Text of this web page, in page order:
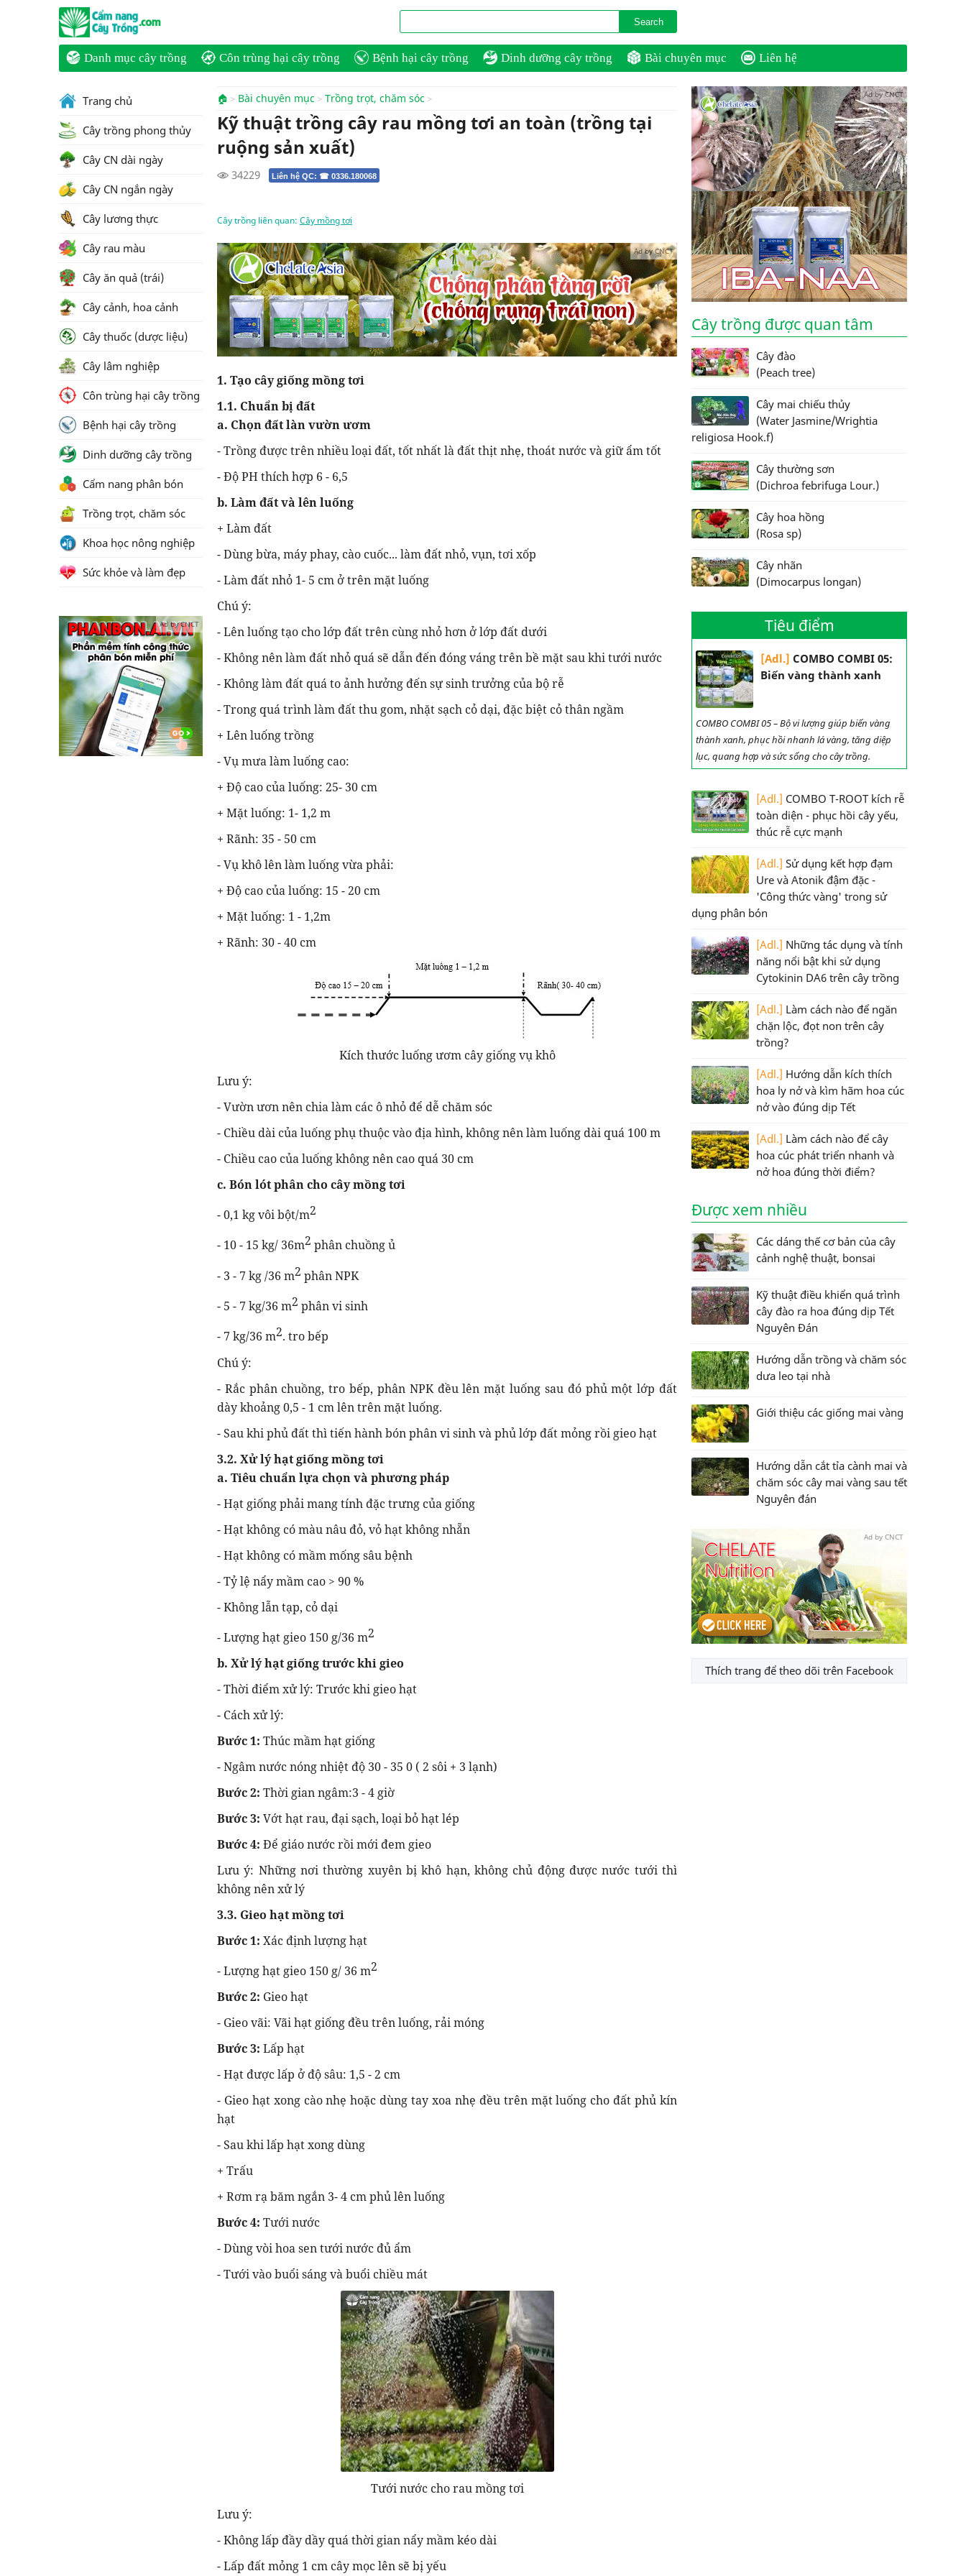
Danh mục cây trồng Côn trùng hại cây trồng Bệnh hại cây trồng Dinh dưỡng cây trồng Bài chuyên mục Liên hệ
🏠 Bài chuyên mục Trồng trọt, chăm sóc
Kỹ thuật trồng cây rau mồng tơi an toàn (trồng tại
ruộng sản xuất)
34229 Liên hệ QC: ☎ 0336.180068
Cây trồng liên quan: Cây mồng tơi
Ad by CNCT
1. Tạo cây giống mồng tơi
1.1. Chuẩn bị đất
a. Chọn đất làn vườn ươm
- Trồng được trên nhiều loại đất, tốt nhất là đất thịt nhẹ, thoát nước và giữ ẩm tốt
- Độ PH thích hợp 6 - 6,5
b. Làm đất và lên luống
+ Làm đất
- Dùng bừa, máy phay, cào cuốc... làm đất nhỏ, vụn, tơi xốp
- Làm đất nhỏ 1- 5 cm ở trên mặt luống
Chú ý:
- Lên luống tạo cho lớp đất trên cùng nhỏ hơn ở lớp đất dưới
- Không nên làm đất nhỏ quá sẽ dẫn đến đóng váng trên bề mặt sau khi tưới nước
- Không làm đất quá to ảnh hưởng đến sự sinh trưởng của bộ rễ
- Trong quá trình làm đất thu gom, nhặt sạch cỏ dại, đặc biệt cỏ thân ngầm
+ Lên luống trồng
- Vụ mưa làm luống cao:
+ Độ cao của luống: 25- 30 cm
+ Mặt luống: 1- 1,2 m
+ Rãnh: 35 - 50 cm
- Vụ khô lên làm luống vừa phải:
+ Độ cao của luống: 15 - 20 cm
+ Mặt luống: 1 - 1,2m
+ Rãnh: 30 - 40 cm
Kích thước luống ươm cây giống vụ khô
Lưu ý:
- Vườn ươn nên chia làm các ô nhỏ để dễ chăm sóc
- Chiều dài của luống phụ thuộc vào địa hình, không nên làm luống dài quá 100 m
- Chiều cao của luống không nên cao quá 30 cm
c. Bón lót phân cho cây mồng tơi
- 0,1 kg vôi bột/m2
- 10 - 15 kg/ 36m2 phân chuồng ủ
- 3 - 7 kg /36 m2 phân NPK
- 5 - 7 kg/36 m2 phân vi sinh
- 7 kg/36 m2. tro bếp
Chú ý:
- Rắc phân chuồng, tro bếp, phân NPK đều lên mặt luống sau đó phủ một lớp đất
dày khoảng 0,5 - 1 cm lên trên mặt luống.
- Sau khi phủ đất thì tiến hành bón phân vi sinh và phủ lớp đất mỏng rồi gieo hạt
3.2. Xử lý hạt giống mồng tơi
a. Tiêu chuẩn lựa chọn và phương pháp
- Hạt giống phải mang tính đặc trưng của giống
- Hạt không có màu nâu đỏ, vỏ hạt không nhẵn
- Hạt không có mầm mống sâu bệnh
- Tỷ lệ nẩy mầm cao > 90 %
- Không lẫn tạp, cỏ dại
- Lượng hạt gieo 150 g/36 m2
b. Xử lý hạt giống trước khi gieo
- Thời điểm xử lý: Trước khi gieo hạt
- Cách xử lý:
Bước 1: Thúc mầm hạt giống
- Ngâm nước nóng nhiệt độ 30 - 35 0 ( 2 sôi + 3 lạnh)
Bước 2: Thời gian ngâm:3 - 4 giờ
Bước 3: Vớt hạt rau, đại sạch, loại bỏ hạt lép
Bước 4: Để giáo nước rồi mới đem gieo
Lưu ý: Những nơi thường xuyên bị khô hạn, không chủ động được nước tưới thì
không nên xử lý
3.3. Gieo hạt mồng tơi
Bước 1: Xác định lượng hạt
- Lượng hạt gieo 150 g/ 36 m2
Bước 2: Gieo hạt
- Gieo vãi: Vãi hạt giống đều trên luống, rải móng
Bước 3: Lấp hạt
- Hạt được lấp ở độ sâu: 1,5 - 2 cm
- Gieo hạt xong cào nhẹ hoặc dùng tay xoa nhẹ đều trên mặt luống cho đất phủ kín
hạt
- Sau khi lấp hạt xong dùng
+ Trấu
+ Rơm rạ băm ngắn 3- 4 cm phủ lên luống
Bước 4: Tưới nước
- Dùng vòi hoa sen tưới nước đủ ẩm
- Tưới vào buổi sáng và buổi chiều mát
Tưới nước cho rau mồng tơi
Lưu ý:
- Không lấp đầy dầy quá thời gian nẩy mầm kéo dài
- Lấp đất mỏng 1 cm cây mọc lên sẽ bị yếu
Ad by CNCT
Cây trồng được quan tâm
Cây đào
(Peach tree)
Cây mai chiếu thủy
(Water Jasmine/Wrightia
religiosa Hook.f)
Cây thường sơn
(Dichroa febrifuga Lour.)
Cây hoa hồng
(Rosa sp)
Cây nhãn
(Dimocarpus longan)
Tiêu điểm
[Adl.] COMBO COMBI 05:
Biến vàng thành xanh
COMBO COMBI 05 – Bộ vi lượng giúp biến vàng
thành xanh, phục hồi nhanh lá vàng, tăng diệp
lục, quang hợp và sức sống cho cây trồng.
[Adl.] COMBO T-ROOT kích rễ
toàn diện - phục hồi cây yếu,
thúc rễ cực mạnh
[Adl.] Sử dụng kết hợp đạm
Ure và Atonik đậm đặc -
'Công thức vàng' trong sử
dụng phân bón
[Adl.] Những tác dụng và tính
năng nổi bật khi sử dụng
Cytokinin DA6 trên cây trồng
[Adl.] Làm cách nào để ngăn
chặn lộc, đọt non trên cây
trồng?
[Adl.] Hướng dẫn kích thích
hoa ly nở và kìm hãm hoa cúc
nở vào đúng dịp Tết
[Adl.] Làm cách nào để cây
hoa cúc phát triển nhanh và
nở hoa đúng thời điểm?
Được xem nhiều
Các dáng thế cơ bản của cây
cảnh nghệ thuật, bonsai
Kỹ thuật điều khiển quá trình
cây đào ra hoa đúng dịp Tết
Nguyên Đán
Hướng dẫn trồng và chăm sóc
dưa leo tại nhà
Giới thiệu các giống mai vàng
Hướng dẫn cắt tỉa cành mai và
chăm sóc cây mai vàng sau tết
Nguyên đán
Ad by CNCT
Thích trang để theo dõi trên Facebook
Trang chủ
Cây trồng phong thủy
Cây CN dài ngày
Cây CN ngắn ngày
Cây lương thực
Cây rau màu
Cây ăn quả (trái)
Cây cảnh, hoa cảnh
Cây thuốc (dược liệu)
Cây lâm nghiệp
Côn trùng hại cây trồng
Bệnh hại cây trồng
Dinh dưỡng cây trồng
Cẩm nang phân bón
Trồng trọt, chăm sóc
Khoa học nông nghiệp
Sức khỏe và làm đẹp
Ad by CNCT